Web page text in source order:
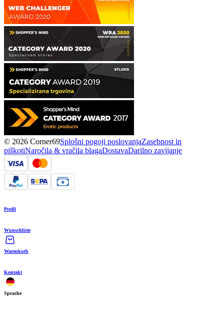
© 2026 Corner69Splošni pogoji poslovanjaZasebnost in
piškotiNaročila & vračila blagaDostavaDarilno zavijanje
Profil
Wunschliste
Warenkorb
Kontakt
Sprache